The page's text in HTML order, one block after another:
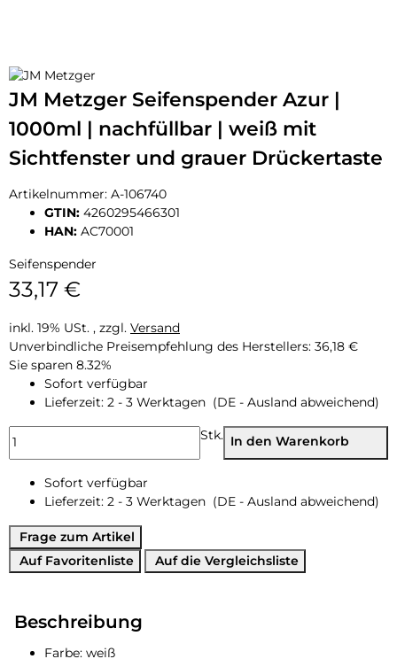
JM Metzger Seifenspender Azur |
1000ml | nachfüllbar | weiß mit
Sichtfenster und grauer Drückertaste
Artikelnummer: A-106740
GTIN: 4260295466301
HAN: AC70001
Seifenspender
33,17 €
inkl. 19% USt. , zzgl. Versand
Unverbindliche Preisempfehlung des Herstellers: 36,18 €
Sie sparen 8.32%
Sofort verfügbar
Lieferzeit: 2 - 3 Werktagen (DE - Ausland abweichend)
Stk. In den Warenkorb
Sofort verfügbar
Lieferzeit: 2 - 3 Werktagen (DE - Ausland abweichend)
Frage zum Artikel
Auf Favoritenliste
Auf die Vergleichsliste
Beschreibung
Farbe: weiß